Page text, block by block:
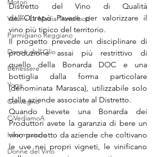
Motori
Volumi La Madia Travelfood
Parmigiano Reggiano
Donne dell'Olio
Benessere
Yoga
Convegno
CiVediamoA
Informazione
Donne del Vino
Distretto del Vino di Qualità
dell’Oltrepò Pavese per valorizzare il
vino più tipico del territorio.
Il progetto prevede un disciplinare di
produzione assai più restrittivo di
quello della Bonarda DOC e una
bottiglia dalla forma particolare
(denominata Marasca), utilizzabile solo
dalle aziende associate al Distretto.
Quando bevete una Bonarda dei
Produttori avete la garanzia di bere un
vino prodotto da aziende che coltivano
le uve nei propri vigneti, le vinificano